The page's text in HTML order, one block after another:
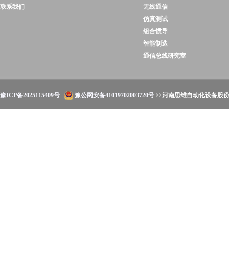
联系我们
无线通信
仿真测试
组合惯导
智能制造
通信总线研究室
豫ICP备2025115409号 豫公网安备41019702003720号 © 河南思维自动化设备股